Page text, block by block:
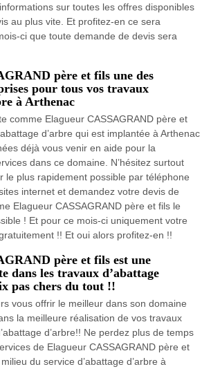
sur toutes les offres disponibles
au plus vite. Et profitez-en ce sera
ci que toute demande de devis sera
père et fils une des
pour tous vos travaux
à Arthenac
comme Elagueur CASSAGRAND père et
d’arbre qui est implantée à Arthenac
déjà vous venir en aide pour la
dans ce domaine. N’hésitez surtout
le plus rapidement possible par téléphone
internet et demandez votre devis de
Elagueur CASSAGRAND père et fils le
! Et pour ce mois-ci uniquement votre
!! Et oui alors profitez-en !!
père et fils est une
dans les travaux d’abattage
pas chers du tout !!
vous offrir le meilleur dans son domaine
la meilleure réalisation de vos travaux
d’arbre!! Ne perdez plus de temps
de Elagueur CASSAGRAND père et
du service d’abattage d’arbre à